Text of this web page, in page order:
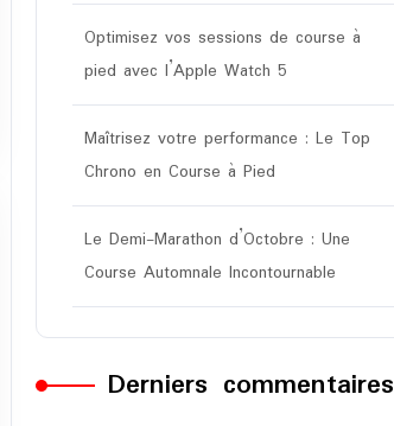
Optimisez vos sessions de course à
pied avec l’Apple Watch 5
Maîtrisez votre performance : Le Top
Chrono en Course à Pied
Le Demi-Marathon d’Octobre : Une
Course Automnale Incontournable
Derniers commentaires